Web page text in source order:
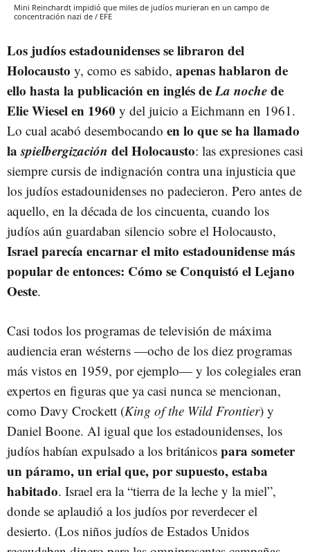
Mini Reinchardt impidió que miles de judíos murieran en un campo de
concentración nazi de / EFE
Los judíos estadounidenses se libraron del
Holocausto y, como es sabido, apenas hablaron de
ello hasta la publicación en inglés deLa nochede
Elie Wiesel en 1960 y del juicio a Eichmann en 1961.
Lo cual acabó desembocando en lo que se ha llamado
laspielbergización del Holocausto: las expresiones casi
siempre cursis de indignación contra una injusticia que
los judíos estadounidenses no padecieron. Pero antes de
aquello, en la década de los cincuenta, cuando los
judíos aún guardaban silencio sobre el Holocausto,
Israel parecía encarnar el mito estadounidense más
popular de entonces: Cómo se Conquistó el Lejano
Oeste.
Casi todos los programas de televisión de máxima
audiencia eran wésterns —ocho de los diez programas
más vistos en 1959, por ejemplo— y los colegiales eran
expertos en figuras que ya casi nunca se mencionan,
como Davy Crockett (King of the Wild Frontier) y
Daniel Boone. Al igual que los estadounidenses, los
judíos habían expulsado a los británicos para someter
un páramo, un erial que, por supuesto, estaba
habitado. Israel era la “tierra de la leche y la miel”,
donde se aplaudió a los judíos por reverdecer el
desierto. (Los niños judíos de Estados Unidos